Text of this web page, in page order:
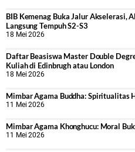
BIB Kemenag Buka Jalur Akselerasi,
Langsung Tempuh S2-S3
18 Mei 2026
Daftar Beasiswa Master Double
Kuliah di Edinbrugh atau London
18 Mei 2026
Mimbar Agama Buddha: Spiritualitas
11 Mei 2026
Mimbar Agama Khonghucu: Moral
11 Mei 2026